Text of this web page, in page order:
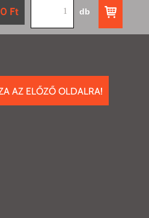
Ft db
AZ ELŐZŐ OLDALRA!